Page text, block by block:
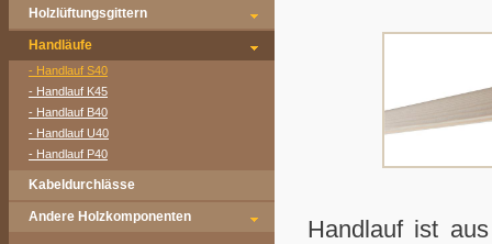
Holzlüftungsgittern
Handläufe
- Handlauf S40
- Handlauf K45
- Handlauf B40
- Handlauf U40
- Handlauf P40
Kabeldurchlässe
Andere Holzkomponenten
Handlauf ist